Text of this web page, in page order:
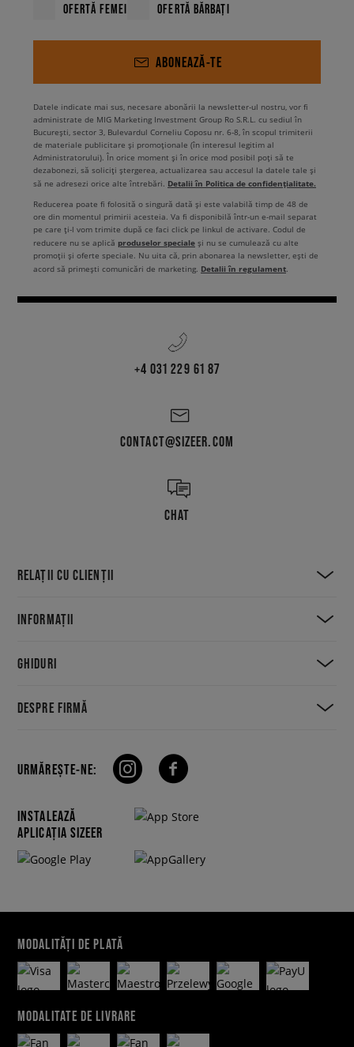
OFERTĂ FEMEI OFERTĂ BĂRBAȚI
ABONEAZĂ-TE
Datele indicate mai sus, necesare abonării la newsletter-ul nostru, vor fi
administrate de MIG Marketing Investment Group Ro S.R.L. cu sediul în
București, sector 3, Bulevardul Corneliu Coposu nr. 6-8, în scopul trimiterii
de materiale publicitare și promoționale (în interesul legitim al
Administratorului). În orice moment și în orice mod posibil poți să te
dezabonezi, să soliciți ștergerea, actualizarea sau accesul la datele tale și
să ne adresezi orice alte întrebări. Detalii în Politica de confidențialitate.
Reducerea poate fi folosită o singură dată și este valabilă timp de 48 de
ore din momentul primirii acesteia. Va fi disponibilă într-un e-mail separat
pe care ți-l vom trimite după ce faci click pe linkul de activare. Codul de
reducere nu se aplică produselor speciale și nu se cumulează cu alte
promoții și oferte speciale. Nu uita că, prin abonarea la newsletter, ești de
acord să primești comunicări de marketing. Detalii în regulament.
+4 031 229 61 87
CONTACT@SIZEER.COM
CHAT
RELAȚII CU CLIENȚII
INFORMAȚII
GHIDURI
DESPRE FIRMĂ
URMĂREȘTE-NE:
INSTALEAZĂ
APLICAȚIA SIZEER
MODALITĂȚI DE PLATĂ
MODALITATE DE LIVRARE